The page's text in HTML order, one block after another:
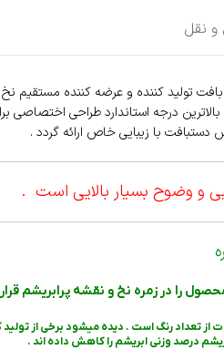
نقل
تولید کننده و عرضه کننده مستقیم نخ
درجه استاندارد طراحی اختصاصی
با زیبایی خاص ارائه گردد .
و وضوح بسیار بالایی است .
تعداد رنگ است . دیده میشود برخی از تولید
درصد وزنی ابریشم را کاهش داده اند .